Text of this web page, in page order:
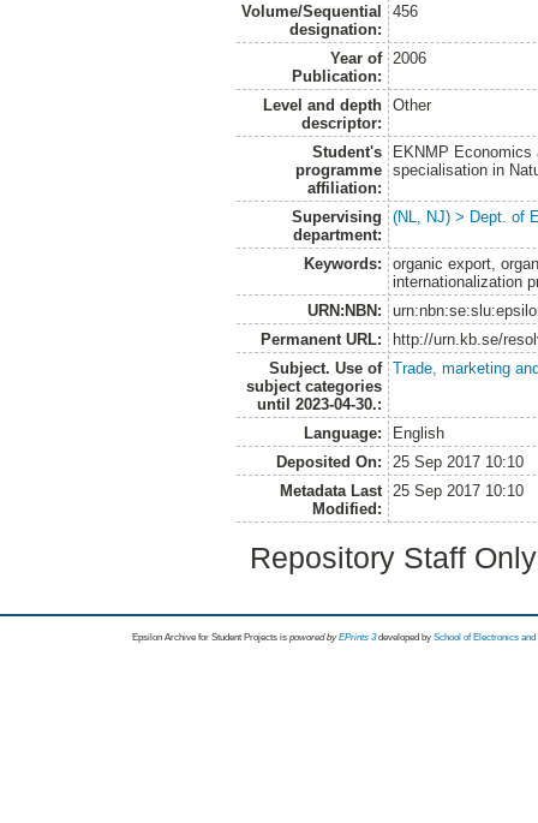
Volume/Sequential
designation:
456
Year of
Publication:
2006
Level and depth
descriptor:
Other
Student's
programme
affiliation:
EKNMP Economics
specialisation in
Supervising
department:
(NL, NJ) > Dept. of
Keywords:
organic export,
internationalization
URN:NBN:
Permanent URL:
http://urn.kb.se/
Subject. Use of
subject categories
until 2023-04-30.:
Trade, marketing
Language:
English
Deposited On:
25 Sep 2017 10:10
Metadata Last
Modified:
25 Sep 2017 10:10
Repository Staff
Epsilon Archive for Student Projects is powored byEPrints 3 developed by School of Electronics